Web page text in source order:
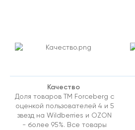
Качество
Доля товаров ТМ Forceberg с
оценкой пользователей 4 и 5
звезд на Wildberries и OZON
- более 95%. Все товары